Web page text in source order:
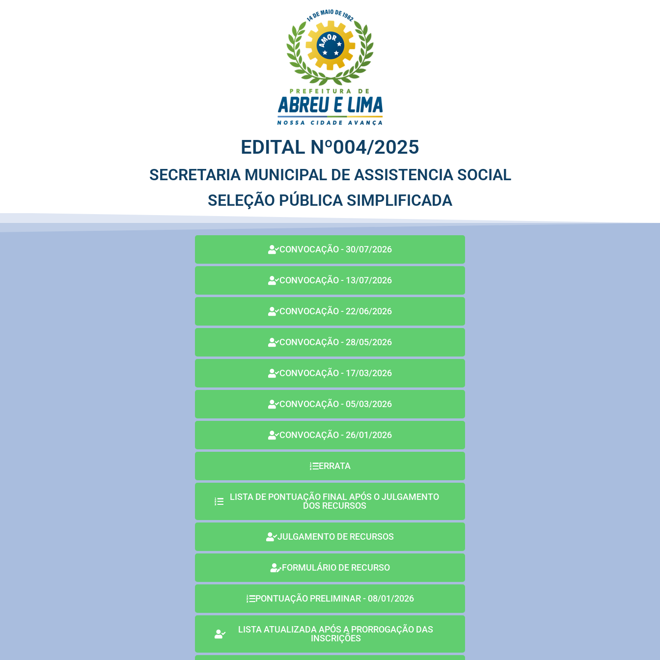
EDITAL Nº004/2025
SECRETARIA MUNICIPAL DE ASSISTENCIA SOCIAL
SELEÇÃO PÚBLICA SIMPLIFICADA
CONVOCAÇÃO - 30/07/2026
CONVOCAÇÃO - 13/07/2026
CONVOCAÇÃO - 22/06/2026
CONVOCAÇÃO - 28/05/2026
CONVOCAÇÃO - 17/03/2026
CONVOCAÇÃO - 05/03/2026
CONVOCAÇÃO - 26/01/2026
ERRATA
LISTA DE PONTUAÇÃO FINAL APÓS O JULGAMENTO
DOS RECURSOS
JULGAMENTO DE RECURSOS
FORMULÁRIO DE RECURSO
PONTUAÇÃO PRELIMINAR - 08/01/2026
LISTA ATUALIZADA APÓS A PRORROGAÇÃO DAS
INSCRIÇÕES